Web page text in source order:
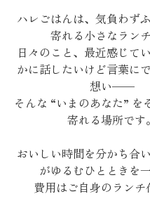
ハレごはんは、気負わず
寄れる小さなランチ
日々のこと、最近感じて
かに話したいけど言葉に
想い——
そんな “いまのあなた” を
寄れる場所です。
おいしい時間を分かち合
がゆるむひとときを一
費用はご自身のランチ